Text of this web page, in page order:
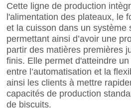
Cette ligne de production
l'alimentation des plateaux, le
et la cuisson dans un système
permettant ainsi d’avoir une
partir des matières premières
finis. Elle permet d'atteindre
entre l’automatisation et la
ainsi les clients à mettre
capacités de production
de biscuits.